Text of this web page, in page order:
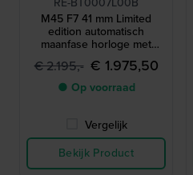
M45 F7 41 mm Limited
edition automatisch
maanfase horloge met
gangreserve en extra leren
band
€ 2.195,- € 1.975,50
● Op voorraad
Vergelijk
Bekijk Product